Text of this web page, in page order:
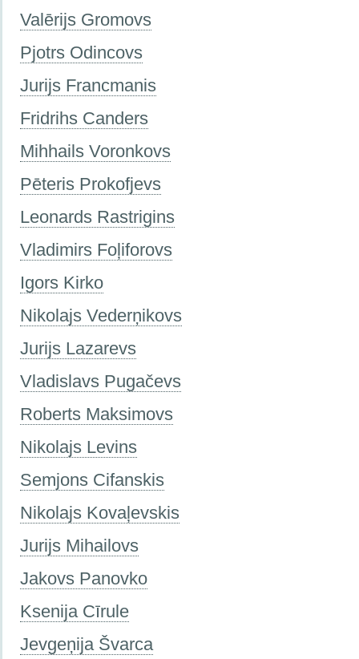
Valērijs Gromovs
Pjotrs Odincovs
Jurijs Francmanis
Fridrihs Canders
Mihhails Voronkovs
Pēteris Prokofjevs
Leonards Rastrigins
Vladimirs Foļiforovs
Igors Kirko
Nikolajs Vederņikovs
Jurijs Lazarevs
Vladislavs Pugačevs
Roberts Maksimovs
Nikolajs Levins
Semjons Cifanskis
Nikolajs Kovaļevskis
Jurijs Mihailovs
Jakovs Panovko
Ksenija Cīrule
Jevgeņija Švarca